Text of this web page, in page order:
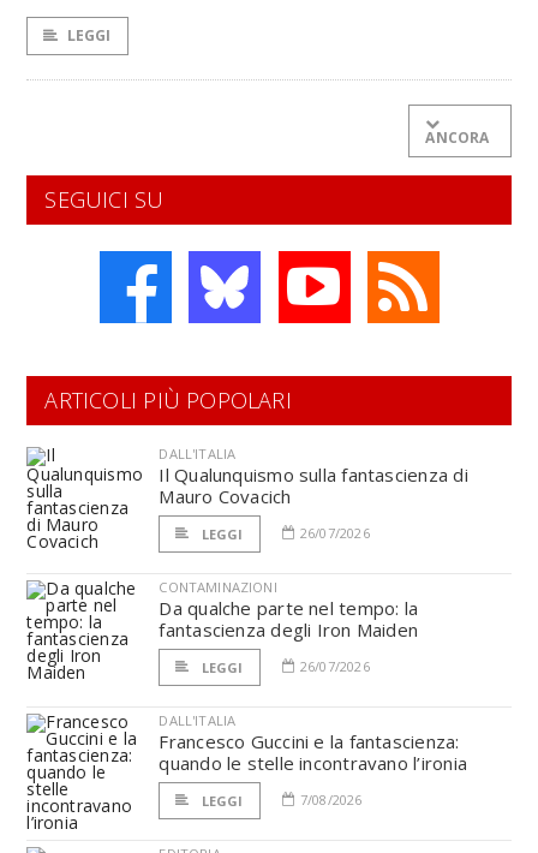
LEGGI
ANCORA
SEGUICI SU
ARTICOLI PIÙ POPOLARI
DALL'ITALIA
Il Qualunquismo sulla fantascienza di
Mauro Covacich
LEGGI 26/07/2026
CONTAMINAZIONI
Da qualche parte nel tempo: la
fantascienza degli Iron Maiden
LEGGI 26/07/2026
DALL'ITALIA
Francesco Guccini e la fantascienza:
quando le stelle incontravano l’ironia
LEGGI 7/08/2026